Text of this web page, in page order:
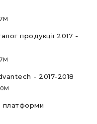
продукції 2017 -
- 2017-2018
платформи